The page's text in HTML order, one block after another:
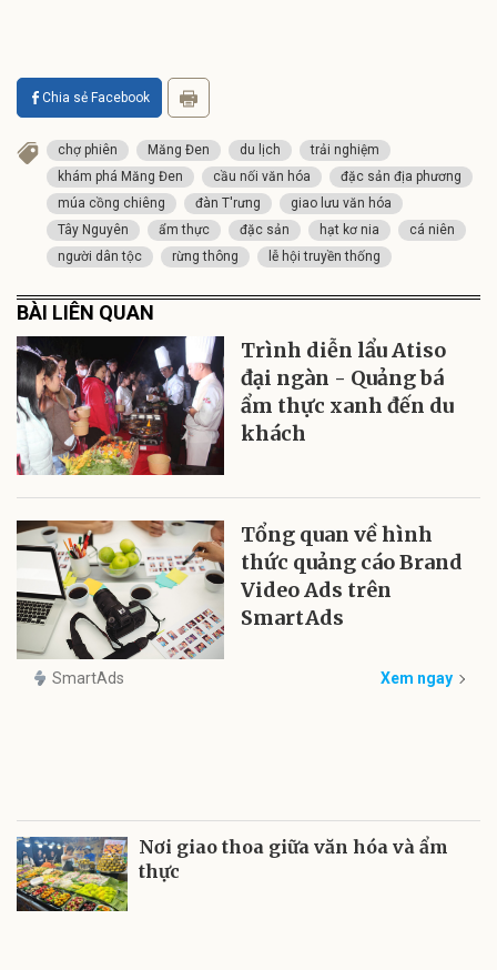
Chia sẻ Facebook
chợ phiên Măng Đen du lịch
trải nghiệm
khám phá Măng Đen
cầu nối văn hóa
đặc sản địa phương
múa cồng chiêng
đàn T'rưng
giao lưu văn hóa
Tây Nguyên
ẩm thực đặc sản hạt kơ nia
cá niên
người dân tộc
rừng thông lễ hội truyền thống
BÀI LIÊN QUAN
Trình diễn lẩu Atiso
đại ngàn - Quảng bá
ẩm thực xanh đến du
khách
Tổng quan về hình
thức quảng cáo Brand
Video Ads trên
SmartAds
SmartAds Xem ngay
Nơi giao thoa giữa văn hóa và ẩm
thực